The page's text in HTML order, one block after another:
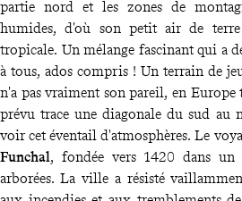
partie nord et les zones de
humides, d'où son petit air de terre
tropicale. Un mélange fascinant qui a
à tous, ados compris ! Un terrain de
n'a pas vraiment son pareil, en
prévu trace une diagonale du sud au
voir cet éventail d'atmosphères. Le
Funchal, fondée vers 1420 dans un
arborées. La ville a résisté